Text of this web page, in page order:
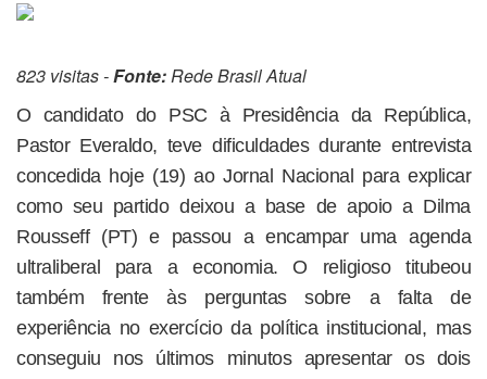
823 visitas -Fonte:Rede Brasil Atual
O candidato do PSC à Presidência da República,
Pastor Everaldo, teve dificuldades durante entrevista
concedida hoje (19) ao Jornal Nacional para explicar
como seu partido deixou a base de apoio a Dilma
Rousseff (PT) e passou a encampar uma agenda
ultraliberal para a economia. O religioso titubeou
também frente às perguntas sobre a falta de
experiência no exercício da política institucional, mas
conseguiu nos últimos minutos apresentar os dois